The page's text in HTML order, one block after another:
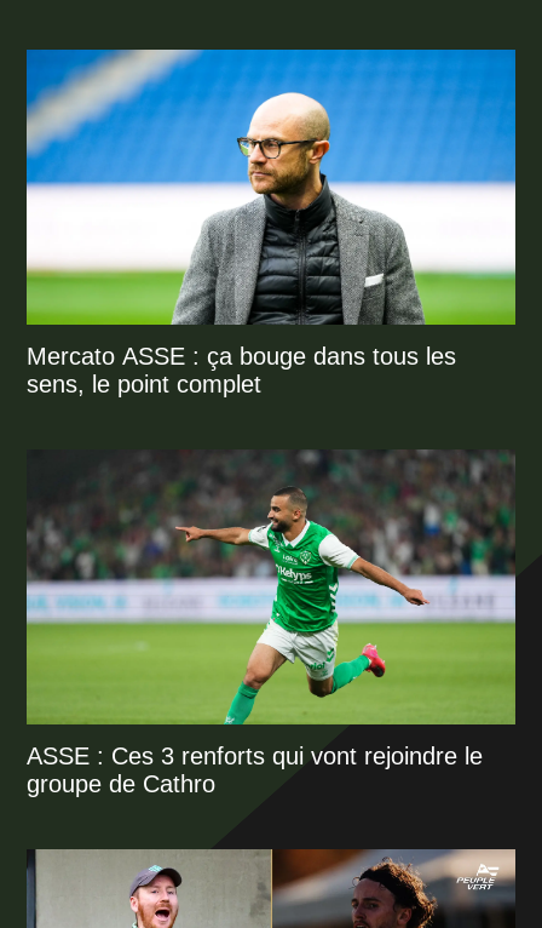
Mercato ASSE : ça bouge dans tous les
sens, le point complet
ASSE : Ces 3 renforts qui vont rejoindre le
groupe de Cathro